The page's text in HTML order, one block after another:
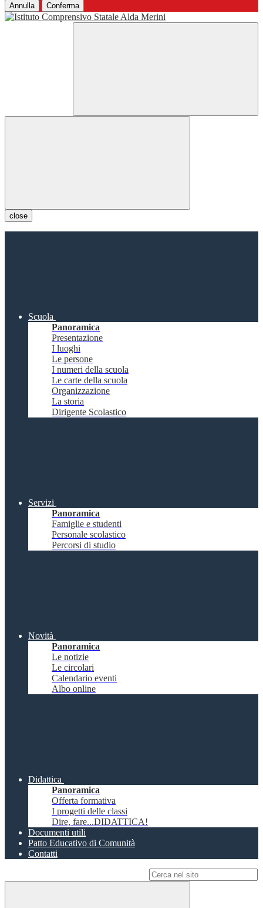
Annulla Conferma
close
Scuola
Panoramica
Presentazione
I luoghi
Le persone
I numeri della scuola
Le carte della scuola
Organizzazione
La storia
Dirigente Scolastico
Servizi
Panoramica
Famiglie e studenti
Personale scolastico
Percorsi di studio
Novità
Panoramica
Le notizie
Le circolari
Calendario eventi
Albo online
Didattica
Panoramica
Offerta formativa
I progetti delle classi
Dire, fare...DIDATTICA!
Documenti utili
Patto Educativo di Comunità
Contatti